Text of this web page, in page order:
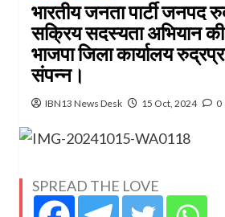
भारतीय जनता पार्टी जनपद
सक्रिय सदस्यता अभियान की
भाजपा जिला कार्यालय
संपन्न।
IBN13 News Desk 15 Oct, 2024 0
SPREAD THE LOVE